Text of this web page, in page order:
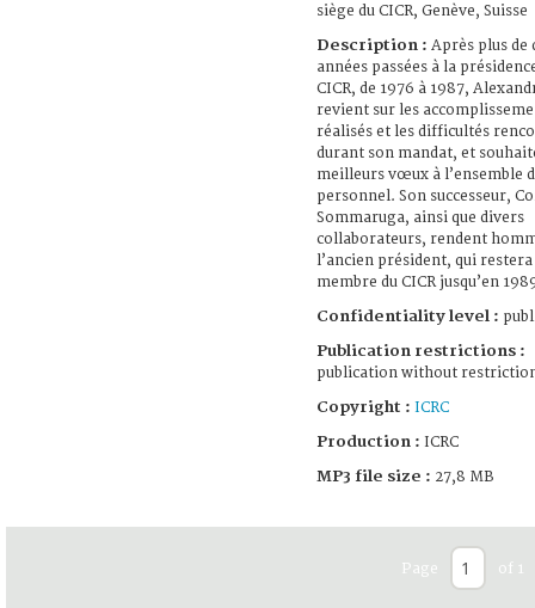
siège du CICR, Genève, Suisse
Description : Après plus de
années passées à la
CICR, de 1976 à 1987,
revient sur les
réalisés et les difficultés
durant son mandat, et
meilleurs vœux à l’ensemble
personnel. Son successeur,
Sommaruga, ainsi que divers
collaborateurs, rendent
l’ancien président, qui restera
membre du CICR jusqu’en
Confidentiality level :
Publication restrictions :
publication without
Copyright : ICRC
Production : ICRC
MP3 file size : 27,8 MB
Page of 1